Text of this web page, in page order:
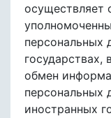
осуществляет
персональных
обмен
персональных
иностранных